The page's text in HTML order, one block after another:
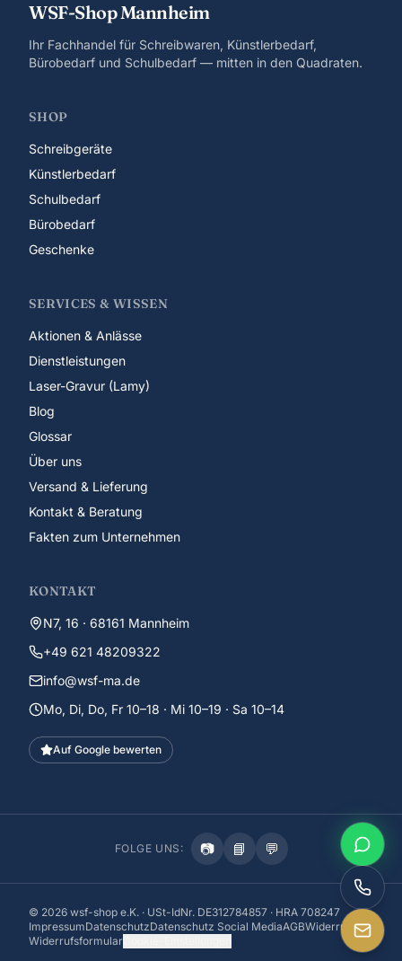
WSF-Shop Mannheim
Ihr Fachhandel für Schreibwaren, Künstlerbedarf,
Bürobedarf und Schulbedarf — mitten in den Quadraten.
SHOP
Schreibgeräte
Künstlerbedarf
Schulbedarf
Bürobedarf
Geschenke
SERVICES & WISSEN
Aktionen & Anlässe
Dienstleistungen
Laser-Gravur (Lamy)
Blog
Glossar
Über uns
Versand & Lieferung
Kontakt & Beratung
Fakten zum Unternehmen
KONTAKT
N7, 16 · 68161 Mannheim
+49 621 48209322
info@wsf-ma.de
Mo, Di, Do, Fr 10–18 · Mi 10–19 · Sa 10–14
Auf Google bewerten
FOLGE UNS: 📷 📘 💬
© 2026 wsf-shop e.K. · USt-IdNr. DE312784857 · HRA 708247
ImpressumDatenschutzDatenschutz Social MediaAGBWiderruf
Widerrufsformular